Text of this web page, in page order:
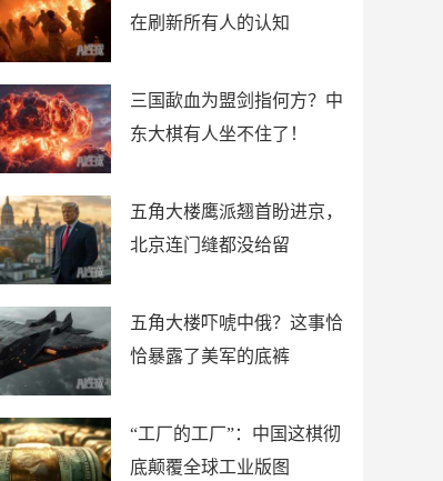
在刷新所有人的认知
三国歃血为盟剑指何方？中
东大棋有人坐不住了！
五角大楼鹰派翘首盼进京，
北京连门缝都没给留
五角大楼吓唬中俄？这事恰
恰暴露了美军的底裤
“工厂的工厂”：中国这棋彻
底颠覆全球工业版图